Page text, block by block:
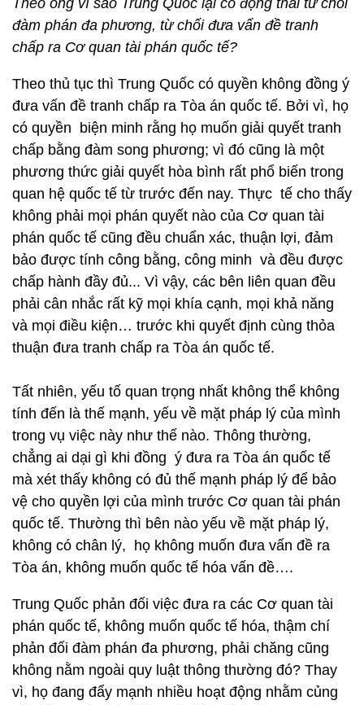
Theo ông vì sao Trung Quốc lại có động thái từ chối
đàm phán đa phương, từ chối đưa vấn đề tranh
chấp ra Cơ quan tài phán quốc tế?
Theo thủ tục thì Trung Quốc có quyền không đồng ý
đưa vấn đề tranh chấp ra Tòa án quốc tế. Bởi vì, họ
có quyền biện minh rằng họ muốn giải quyết tranh
chấp bằng đàm song phương; vì đó cũng là một
phương thức giải quyết hòa bình rất phổ biến trong
quan hệ quốc tế từ trước đến nay. Thực tế cho thấy
không phải mọi phán quyết nào của Cơ quan tài
phán quốc tế cũng đều chuẩn xác, thuận lợi, đảm
bảo được tính công bằng, công minh và đều được
chấp hành đầy đủ... Vì vậy, các bên liên quan đều
phải cân nhắc rất kỹ mọi khía cạnh, mọi khả năng
và mọi điều kiện… trước khi quyết định cùng thỏa
thuận đưa tranh chấp ra Tòa án quốc tế.
Tất nhiên, yếu tố quan trọng nhất không thể không
tính đến là thế mạnh, yếu về mặt pháp lý của mình
trong vụ việc này như thế nào. Thông thường,
chẳng ai dại gì khi đồng ý đưa ra Tòa án quốc tế
mà xét thấy không có đủ thế mạnh pháp lý để bảo
vệ cho quyền lợi của mình trước Cơ quan tài phán
quốc tế. Thường thì bên nào yếu về mặt pháp lý,
không có chân lý, họ không muốn đưa vấn đề ra
Tòa án, không muốn quốc tế hóa vấn đề….
Trung Quốc phản đối việc đưa ra các Cơ quan tài
phán quốc tế, không muốn quốc tế hóa, thậm chí
phản đối đàm phán đa phương, phải chăng cũng
không nằm ngoài quy luật thông thường đó? Thay
vì, họ đang đẩy mạnh nhiều hoạt động nhằm củng